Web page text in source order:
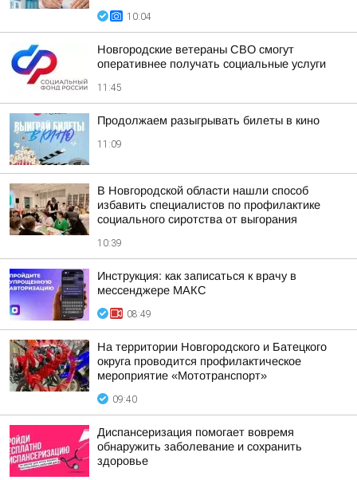
10:04
Новгородские ветераны СВО смогут
оперативнее получать социальные услуги
11:45
Продолжаем разыгрывать билеты в кино
11:09
В Новгородской области нашли способ
избавить специалистов по профилактике
социального сиротства от выгорания
10:39
Инструкция: как записаться к врачу в
мессенджере МАКС
08:49
На территории Новгородского и Батецкого
округа проводится профилактическое
мероприятие «Мототранспорт»
09:40
Диспансеризация помогает вовремя
обнаружить заболевание и сохранить
здоровье